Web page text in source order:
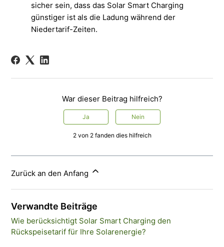
sicher sein, dass das Solar Smart Charging
günstiger ist als die Ladung während der
Niedertarif-Zeiten.
War dieser Beitrag hilfreich?
Ja Nein
2 von 2 fanden dies hilfreich
Zurück an den Anfang
Verwandte Beiträge
Wie berücksichtigt Solar Smart Charging den
Rückspeisetarif für Ihre Solarenergie?